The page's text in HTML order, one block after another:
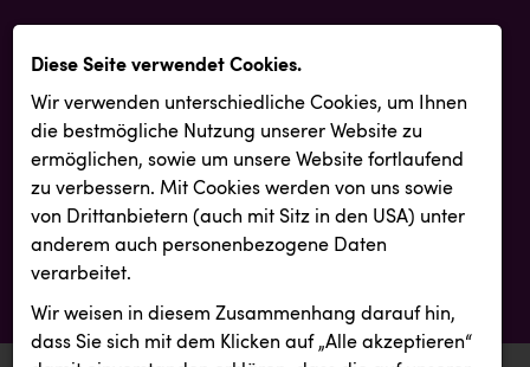
Diese Seite verwendet Cookies.
Wir verwenden unterschiedliche Cookies, um Ihnen
die best­mögliche Nutzung unserer Website zu
ermöglichen, sowie um unsere Website fortlaufend
zu verbessern. Mit Cookies werden von uns sowie
von Drittanbietern (auch mit Sitz in den USA) unter
anderem auch personenbezogene Daten
verarbeitet.
Wir weisen in diesem Zusammenhang darauf hin,
dass Sie sich mit dem Klicken auf „Alle akzeptieren“